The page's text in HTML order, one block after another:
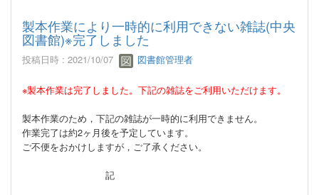
製本作業により一時的に利用できない雑誌(中央
図書館)※完了しました
投稿日時 : 2021/10/07 図書館管理者
※製本作業は完了しました。下記の雑誌をご利用いただけます。
製本作業のため，下記の雑誌が一時的に利用できません。
作業完了は約2ヶ月後を予定しています。
ご不便をおかけしますが，ご了承ください。
記